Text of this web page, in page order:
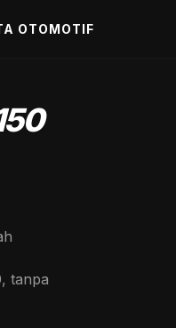
OTOMOTIF
tanpa